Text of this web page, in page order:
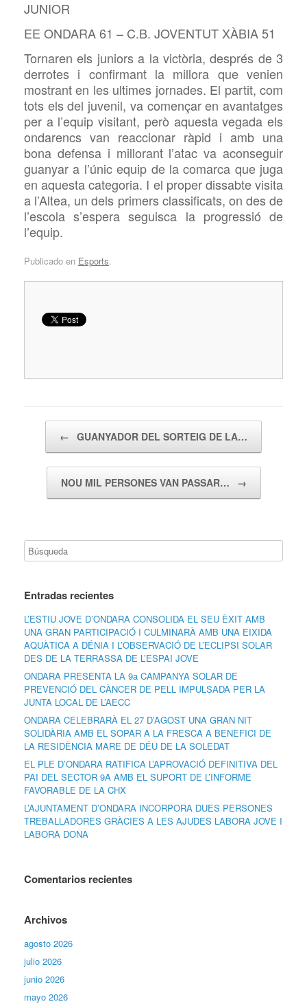
JUNIOR
EE ONDARA 61 – C.B. JOVENTUT XÀBIA 51
Tornaren els juniors a la victòria, després de 3
derrotes i confirmant la millora que venien
mostrant en les ultimes jornades. El partit, com
tots els del juvenil, va començar en avantatges
per a l’equip visitant, però aquesta vegada els
ondarencs van reaccionar ràpid i amb una
bona defensa i millorant l’atac va aconseguir
guanyar a l’únic equip de la comarca que juga
en aquesta categoria. I el proper dissabte visita
a l’Altea, un dels primers classificats, on des de
l’escola s’espera seguisca la progressió de
l’equip.
Publicado en Esports.
← GUANYADOR DEL SORTEIG DE LA…
NOU MIL PERSONES VAN PASSAR… →
Entradas recientes
L’ESTIU JOVE D’ONDARA CONSOLIDA EL SEU ÈXIT AMB
UNA GRAN PARTICIPACIÓ I CULMINARÀ AMB UNA EIXIDA
AQUÀTICA A DÉNIA I L’OBSERVACIÓ DE L’ECLIPSI SOLAR
DES DE LA TERRASSA DE L’ESPAI JOVE
ONDARA PRESENTA LA 9a CAMPANYA SOLAR DE
PREVENCIÓ DEL CÀNCER DE PELL IMPULSADA PER LA
JUNTA LOCAL DE L’AECC
ONDARA CELEBRARÀ EL 27 D’AGOST UNA GRAN NIT
SOLIDÀRIA AMB EL SOPAR A LA FRESCA A BENEFICI DE
LA RESIDÈNCIA MARE DE DÉU DE LA SOLEDAT
EL PLE D’ONDARA RATIFICA L’APROVACIÓ DEFINITIVA DEL
PAI DEL SECTOR 9A AMB EL SUPORT DE L’INFORME
FAVORABLE DE LA CHX
L’AJUNTAMENT D’ONDARA INCORPORA DUES PERSONES
TREBALLADORES GRÀCIES A LES AJUDES LABORA JOVE I
LABORA DONA
Comentarios recientes
Archivos
agosto 2026
julio 2026
junio 2026
mayo 2026